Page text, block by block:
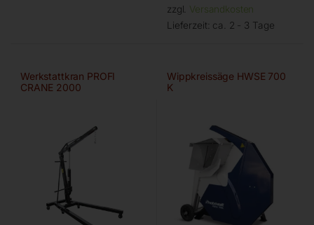
zzgl. Versandkosten
Lieferzeit: ca. 2 - 3 Tage
Werkstattkran PROFI
CRANE 2000
Wippkreissäge HWSE 700
K